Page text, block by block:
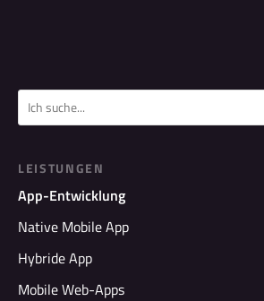
LEISTUNGEN
App-Entwicklung
Native Mobile App
Hybride App
Mobile Web-Apps